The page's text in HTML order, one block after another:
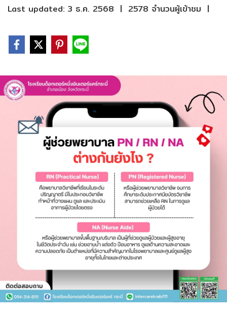
Last updated: 3 ธ.ค. 2568 | 2578 จำนวนผู้เข้าชม |